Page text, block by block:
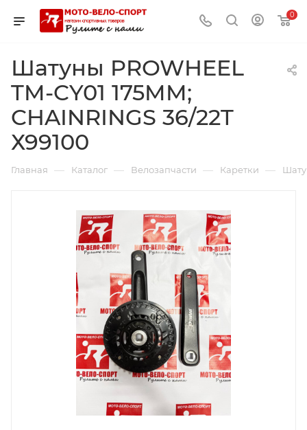
0
Шатуны PROWHEEL
TM-CY01 175MM;
CHAINRINGS 36/22T
Х99100
Главная — Каталог — Велозапчасти — Каретки —